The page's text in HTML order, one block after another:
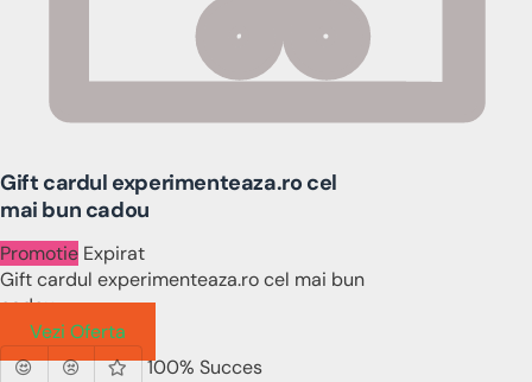
Gift cardul experimenteaza.ro cel
mai bun cadou
Promotie Expirat
Gift cardul experimenteaza.ro cel mai bun
cadou
Vezi Oferta
100% Succes